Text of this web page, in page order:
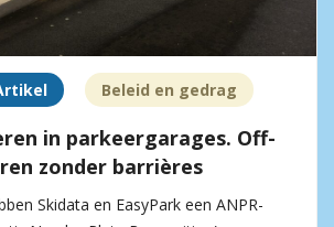
Beleid en gedrag
in parkeergarages. Off-
zonder barrières
Skidata en EasyPark een ANPR-